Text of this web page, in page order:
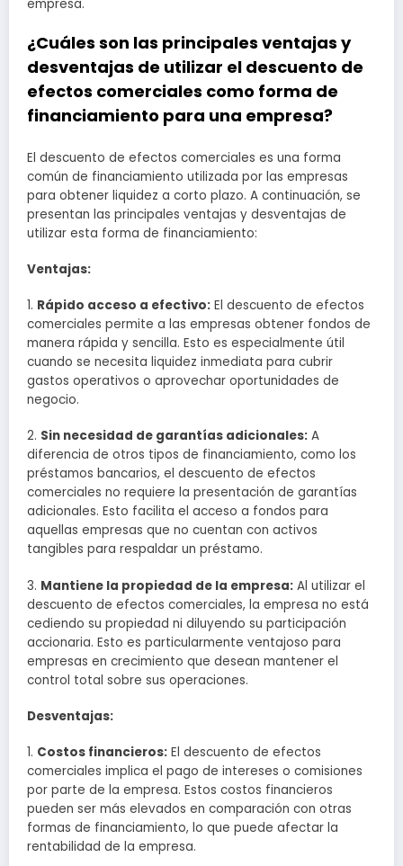
empresa.
¿Cuáles son las principales ventajas y
desventajas de utilizar el descuento de
efectos comerciales como forma de
financiamiento para una empresa?
El descuento de efectos comerciales es una forma
común de financiamiento utilizada por las empresas
para obtener liquidez a corto plazo. A continuación, se
presentan las principales ventajas y desventajas de
utilizar esta forma de financiamiento:
Ventajas:
1. Rápido acceso a efectivo: El descuento de efectos
comerciales permite a las empresas obtener fondos de
manera rápida y sencilla. Esto es especialmente útil
cuando se necesita liquidez inmediata para cubrir
gastos operativos o aprovechar oportunidades de
negocio.
2. Sin necesidad de garantías adicionales: A
diferencia de otros tipos de financiamiento, como los
préstamos bancarios, el descuento de efectos
comerciales no requiere la presentación de garantías
adicionales. Esto facilita el acceso a fondos para
aquellas empresas que no cuentan con activos
tangibles para respaldar un préstamo.
3. Mantiene la propiedad de la empresa: Al utilizar el
descuento de efectos comerciales, la empresa no está
cediendo su propiedad ni diluyendo su participación
accionaria. Esto es particularmente ventajoso para
empresas en crecimiento que desean mantener el
control total sobre sus operaciones.
Desventajas:
1. Costos financieros: El descuento de efectos
comerciales implica el pago de intereses o comisiones
por parte de la empresa. Estos costos financieros
pueden ser más elevados en comparación con otras
formas de financiamiento, lo que puede afectar la
rentabilidad de la empresa.